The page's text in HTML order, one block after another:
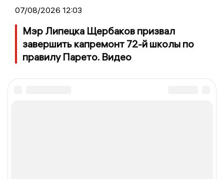
07/08/2026 12:03
Мэр Липецка Щербаков призвал
завершить капремонт 72-й школы по
правилу Парето. Видео